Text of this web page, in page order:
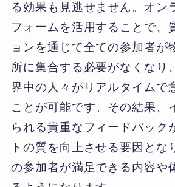
る効果も見逃せません。オン
フォームを活用することで、
ョンを通じて全ての参加者が
所に集合する必要がなくなり
界中の人々がリアルタイムで
ことが可能です。その結果、
られる貴重なフィードバック
トの質を向上させる要因とな
の参加者が満足できる内容や